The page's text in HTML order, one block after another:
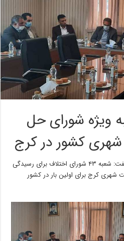
ویژه شورای حل
کشور در کرج
رئیس کل دادگستری استان البرز گفت: شعبه ۴۳ شورای اختلاف برای رسیدگی
شهری کرج برای اولین بار در کشور